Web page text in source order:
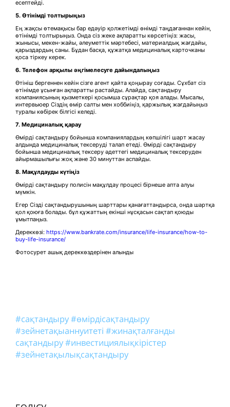
есептейді.
5. Өтінімді толтырыңыз
Ең жақсы өтемақысы бар едәуір қолжетімді өнімді таңдағаннан кейін,
өтінімді толтырыңыз. Онда сіз жеке ақпаратты көрсетіңіз: жасы,
жынысы, мекен-жайы, әлеуметтік мәртебесі, материалдық жағдайы,
қарыздардың саны. Бұдан басқа, құжатқа медициналық карточканы
қоса тіркеу керек.
6. Телефон арқылы әңгімелесуге дайындалыңыз
Өтініш бергеннен кейін сізге агент қайта қоңырау соғады. Сұхбат сіз
өтінімде ұсынған ақпаратты растайды. Алайда, сақтандыру
компаниясының қызметкері қосымша сұрақтар қоя алады. Мысалы,
интервьюер Сіздің өмір салты мен хоббиіңіз, қаржылық жағдайыңыз
туралы көбірек білгісі келеді.
7. Медициналық қарау
Өмірді сақтандыру бойынша компаниялардың көпшілігі шарт жасау
алдында медициналық тексеруді талап етеді. Өмірді сақтандыру
бойынша медициналық тексеру әдеттегі медициналық тексеруден
айырмашылығы жоқ және 30 минуттан аспайды.
8. Мақұлдауды күтіңіз
Өмірді сақтандыру полисін мақұлдау процесі бірнеше апта алуы
мүмкін.
Егер Сізді сақтандырушының шарттары қанағаттандырса, онда шартқа
қол қоюға болады. бұл құжаттың екінші нұсқасын сақтап қоюды
ұмытпаңыз.
Дереккөзі: https://www.bankrate.com/insurance/life-insurance/how-to-
buy-life-insurance/
Фотосурет ашық дереккөздерінен алынды
#сақтандыру#өмірдісақтандыру
#зейнетақыаннуитеті #жинақталғанды
сақтандыру#инвестициялықкірістер
#зейнетақылықсақтандыру